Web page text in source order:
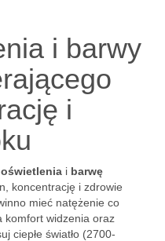
i barwy
i
i barwę
koncentrację i zdrowie
mieć natężenie co
komfort widzenia oraz
ciepłe światło (2700-